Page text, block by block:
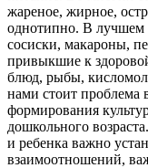
жареное, жирное,
однотипно. В лучшем
сосиски, макароны,
привыкшие к
блюд, рыбы,
нами стоит проблема
формирования
дошкольного
и ребенка важно
взаимоотношений,